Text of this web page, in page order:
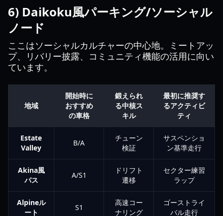
6) Daikoku風パーキング/ソーシャル
ノード
ここはソーシャルカルチャーの中心地。ミートアッ
プ、リバリー披露、コミュニティ機能の活用に向い
ています。
地域
開始時に
おすすめ
の車格
鍛えられ
る中核ス
キル
最初に推奨す
るアクティビ
ティ
Estate
Valley
B/A
チューン
検証
サスペンショ
ン基準走行
Akina風
パス
A/S1
ドリフト
遷移
セクター練習
ラップ
Alpineル
ート
S1
高速コー
ナリング
ゴーストライ
バル走行